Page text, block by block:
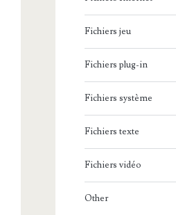
Fichiers jeu
Fichiers plug-in
Fichiers système
Fichiers texte
Fichiers vidéo
Other